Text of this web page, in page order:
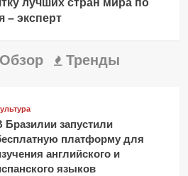
– эксперт
Тренды
Бразилии запустили
платформу для
английского и
языков